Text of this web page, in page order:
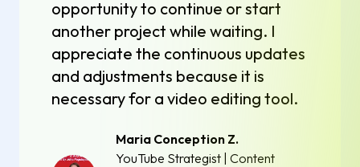
opportunity to continue or start
another project while waiting. I
appreciate the continuous updates
and adjustments because it is
necessary for a video editing tool.
Maria Conception Z.
YouTube Strategist | Content